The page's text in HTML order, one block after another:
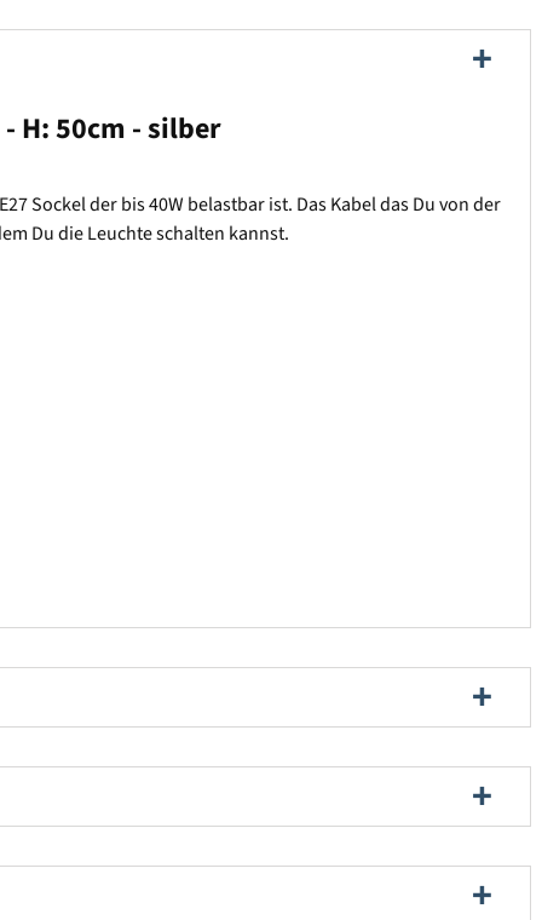
H: 50cm - silber
Sockel der bis 40W belastbar ist. Das Kabel das Du von der
Du die Leuchte schalten kannst.